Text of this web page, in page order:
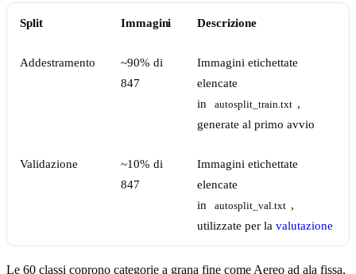
Split Immagini Descrizione
Addestramento
~90% di
847
Immagini etichettate
elencate
in
autosplit_train.txt ,
generate al primo avvio
Validazione
~10% di
847
Immagini etichettate
elencate
in
autosplit_val.txt ,
utilizzate per la valutazione
Le 60 classi coprono categorie a grana fine come Aereo ad ala fissa,